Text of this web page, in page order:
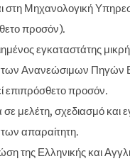
στη Μηχανολογική
προσόν).
εγκαταστάτης
Ανανεώσιμων Πηγών
επιπρόσθετο προσόν.
σε μελέτη, σχεδιασμό
απαραίτητη.
της Ελληνικής και